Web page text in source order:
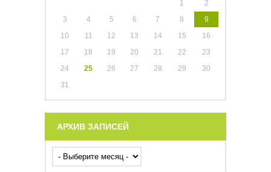
1
2
3
4 5 6 7 8
9
10
11 12 13 14 15
16
17
18 19 20 21 22
23
24
25 26 27 28 29
30
31
АРХИВ ЗАПИСЕЙ